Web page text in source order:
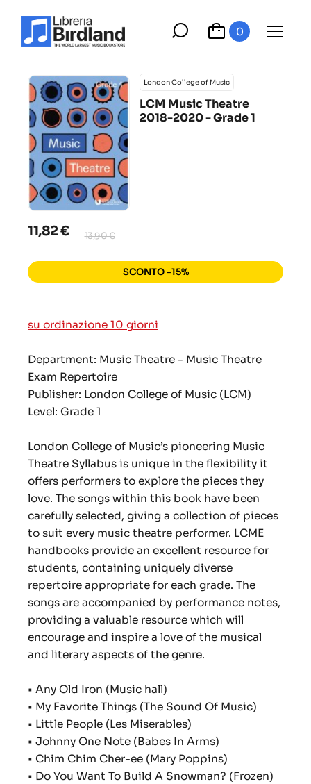
0
London College of Music
LCM Music Theatre
2018-2020 - Grade 1
11,82 € 13,90 €
SCONTO -15%
su ordinazione 10 giorni
Department: Music Theatre - Music Theatre
Exam Repertoire
Publisher: London College of Music (LCM)
Level: Grade 1
London College of Music’s pioneering Music
Theatre Syllabus is unique in the flexibility it
offers performers to explore the pieces they
love. The songs within this book have been
carefully selected, giving a collection of pieces
to suit every music theatre performer. LCME
handbooks provide an excellent resource for
students, containing uniquely diverse
repertoire appropriate for each grade. The
songs are accompanied by performance notes,
providing a valuable resource which will
encourage and inspire a love of the musical
and literary aspects of the genre.
• Any Old Iron (Music hall)
• My Favorite Things (The Sound Of Music)
• Little People (Les Miserables)
• Johnny One Note (Babes In Arms)
• Chim Chim Cher-ee (Mary Poppins)
• Do You Want To Build A Snowman? (Frozen)